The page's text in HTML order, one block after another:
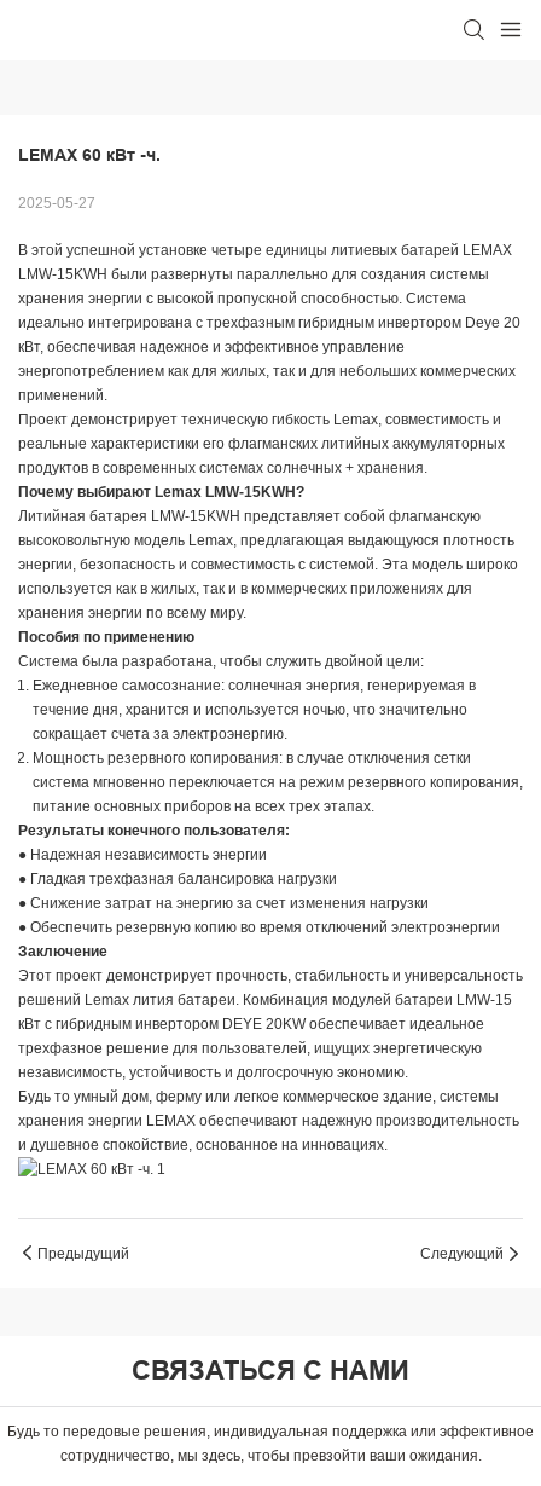
LEMAX 60 кВт -ч.
2025-05-27
В этой успешной установке четыре единицы литиевых батарей LEMAX
LMW-15KWH были развернуты параллельно для создания системы
хранения энергии с высокой пропускной способностью. Система
идеально интегрирована с трехфазным гибридным инвертором Deye 20
кВт, обеспечивая надежное и эффективное управление
энергопотреблением как для жилых, так и для небольших коммерческих
применений.
Проект демонстрирует техническую гибкость Lemax, совместимость и
реальные характеристики его флагманских литийных аккумуляторных
продуктов в современных системах солнечных + хранения.
Почему выбирают Lemax LMW-15KWH?
Литийная батарея LMW-15KWH представляет собой флагманскую
высоковольтную модель Lemax, предлагающая выдающуюся плотность
энергии, безопасность и совместимость с системой. Эта модель широко
используется как в жилых, так и в коммерческих приложениях для
хранения энергии по всему миру.
Пособия по применению
Система была разработана, чтобы служить двойной цели:
Ежедневное самосознание: солнечная энергия, генерируемая в
течение дня, хранится и используется ночью, что значительно
сокращает счета за электроэнергию.
Мощность резервного копирования: в случае отключения сетки
система мгновенно переключается на режим резервного копирования,
питание основных приборов на всех трех этапах.
Результаты конечного пользователя:
● Надежная независимость энергии
● Гладкая трехфазная балансировка нагрузки
● Снижение затрат на энергию за счет изменения нагрузки
● Обеспечить резервную копию во время отключений электроэнергии
Заключение
Этот проект демонстрирует прочность, стабильность и универсальность
решений Lemax лития батареи. Комбинация модулей батареи LMW-15
кВт с гибридным инвертором DEYE 20KW обеспечивает идеальное
трехфазное решение для пользователей, ищущих энергетическую
независимость, устойчивость и долгосрочную экономию.
Будь то умный дом, ферму или легкое коммерческое здание, системы
хранения энергии LEMAX обеспечивают надежную производительность
и душевное спокойствие, основанное на инновациях.
Предыдущий Следующий
СВЯЗАТЬСЯ С НАМИ
Будь то передовые решения, индивидуальная поддержка или эффективное
сотрудничество, мы здесь, чтобы превзойти ваши ожидания.